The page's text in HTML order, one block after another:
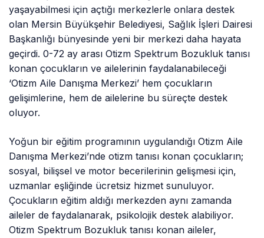
yaşayabilmesi için açtığı merkezlerle onlara destek
olan Mersin Büyükşehir Belediyesi, Sağlık İşleri Dairesi
Başkanlığı bünyesinde yeni bir merkezi daha hayata
geçirdi. 0-72 ay arası Otizm Spektrum Bozukluk tanısı
konan çocukların ve ailelerinin faydalanabileceği
‘Otizm Aile Danışma Merkezi’ hem çocukların
gelişimlerine, hem de ailelerine bu süreçte destek
oluyor.
Yoğun bir eğitim programının uygulandığı Otizm Aile
Danışma Merkezi’nde otizm tanısı konan çocukların;
sosyal, bilişsel ve motor becerilerinin gelişmesi için,
uzmanlar eşliğinde ücretsiz hizmet sunuluyor.
Çocukların eğitim aldığı merkezden aynı zamanda
aileler de faydalanarak, psikolojik destek alabiliyor.
Otizm Spektrum Bozukluk tanısı konan aileler,